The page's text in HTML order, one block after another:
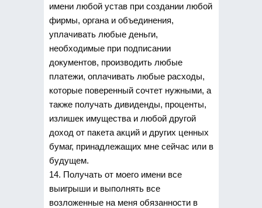
имени любой устав при создании любой
фирмы, органа и объединения,
уплачивать любые деньги,
необходимые при подписании
документов, производить любые
платежи, оплачивать любые расходы,
которые поверенный сочтет нужными, а
также получать дивиденды, проценты,
излишек имущества и любой другой
доход от пакета акций и других ценных
бумаг, принадлежащих мне сейчас или в
будущем.
14. Получать от моего имени все
выигрыши и выполнять все
возложенные на меня обязанности в